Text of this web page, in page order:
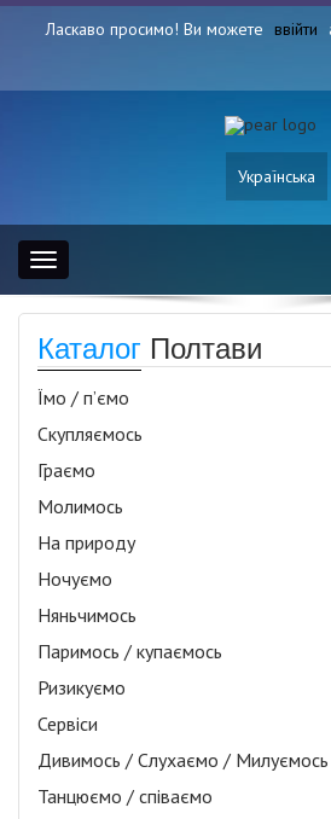
Ласкаво просимо! Ви можете ввійти
Українська
Toggle
navigation
Каталог Полтави
Їмо / п’ємо
Скупляємось
Граємо
Молимось
На природу
Ночуємо
Няньчимось
Паримось / купаємось
Ризикуємо
Сервіси
Дивимось / Слухаємо / Милуємось
Танцюємо / співаємо